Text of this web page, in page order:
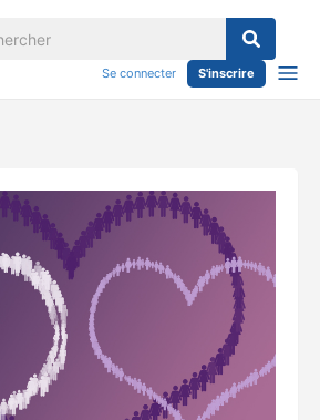
Se connecter S'inscrire